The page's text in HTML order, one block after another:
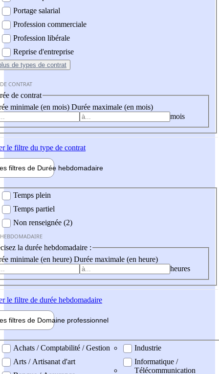
Portage salarial
Profession commerciale
Profession libérale
Reprise d'entreprise
de types de contrat
CONTRAT
de contrat
minimale (en mois) Durée maximale (en mois)
mois
le filtre du type de contrat
filtres de Durée hebdomadaire
Temps plein
Temps partiel
Non renseignée (2)
la durée hebdomadaire :
minimale (en heure) Durée maximale (en heure)
heures
le filtre de durée hebdomadaire
filtres de Domaine professionnel
professionel
Achats / Comptabilité / Gestion
Arts / Artisanat d'art
Industrie
Informatique /
Télécommunication